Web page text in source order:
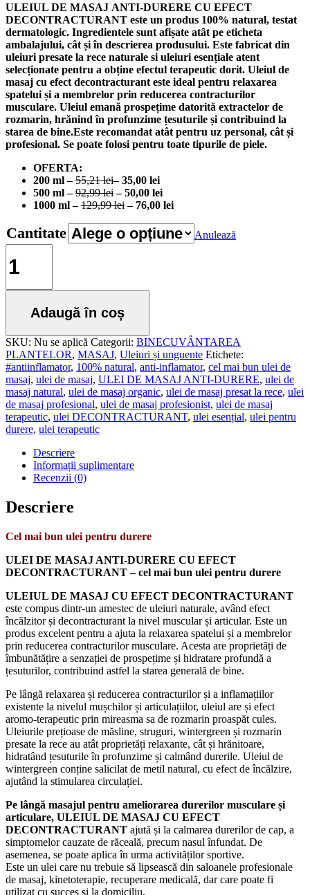
până
la
76,00 lei
ULEIUL DE MASAJ ANTI-DURERE CU EFECT
DECONTRACTURANT este un produs 100% natural, testat
dermatologic. Ingredientele sunt afișate atât pe eticheta
ambalajului, cât și în descrierea produsului. Este fabricat din
uleiuri presate la rece naturale si uleiuri esențiale atent
selecționate pentru a obține efectul terapeutic dorit. Uleiul de
masaj cu efect decontracturant este ideal pentru relaxarea
spatelui și a membrelor prin reducerea contracturilor
musculare. Uleiul emană prospețime datorită extractelor de
rozmarin, hrănind în profunzime țesuturile și contribuind la
starea de bine.Este recomandat atât pentru uz personal, cât și
profesional. Se poate folosi pentru toate tipurile de piele.
OFERTA:
200 ml –55,21 lei– 35,00 lei
500 ml –92,99 lei– 50,00 lei
1000 ml –129,99 lei– 76,00 lei
Cantitate
Anulează
ULEI
DE
MASAJ
DURERE
EFECT
DECONTRACTURANT
-
ulei
pentru
ameliorarea
durerilor
și
contracturilor
Adaugă în coș
SKU: Nu se aplică Categorii: BINECUVÂNTAREA
PLANTELOR, MASAJ, Uleiuri și unguente Etichete:
#antiinflamator, 100% natural, anti-inflamator, cel mai bun ulei de
masaj, ulei de masaj, ULEI DE MASAJ ANTI-DURERE, ulei de
masaj natural, ulei de masaj organic, ulei de masaj presat la rece, ulei
de masaj profesional, ulei de masaj profesionist, ulei de masaj
terapeutic, ulei DECONTRACTURANT, ulei esențial, ulei pentru
durere, ulei terapeutic
Descriere
Informații suplimentare
Recenzii (0)
Descriere
Cel mai bun ulei pentru durere
ULEI DE MASAJ ANTI-DURERE CU EFECT
DECONTRACTURANT – cel mai bun ulei pentru durere
ULEIUL DE MASAJ CU EFECT DECONTRACTURANT
este compus dintr-un amestec de uleiuri naturale, având efect
încălzitor și decontracturant la nivel muscular și articular. Este un
produs excelent pentru a ajuta la relaxarea spatelui și a membrelor
prin reducerea contracturilor musculare. Acesta are proprietăți de
îmbunătățire a senzației de prospețime și hidratare profundă a
țesuturilor, contribuind astfel la starea generală de bine.
Pe lângă relaxarea și reducerea contracturilor și a inflamațiilor
existente la nivelul mușchilor și articulațiilor, uleiul are și efect
aromo-terapeutic prin mireasma sa de rozmarin proaspăt cules.
Uleiurile prețioase de măsline, struguri, wintergreen și rozmarin
presate la rece au atât proprietăți relaxante, cât și hrănitoare,
hidratând țesuturile în profunzime și calmând durerile. Uleiul de
wintergreen conține salicilat de metil natural, cu efect de încălzire,
ajutând la stimularea circulației.
Pe lângă masajul pentru ameliorarea durerilor musculare și
articulare, ULEIUL DE MASAJ CU EFECT
DECONTRACTURANT ajută și la calmarea durerilor de cap, a
simptomelor cauzate de răceală, precum nasul înfundat. De
asemenea, se poate aplica în urma activităților sportive.
Este un ulei care nu trebuie să lipsească din saloanele profesionale
de masaj, kinetoterapie, recuperare medicală, dar care poate fi
utilizat cu succes și la domiciliu.